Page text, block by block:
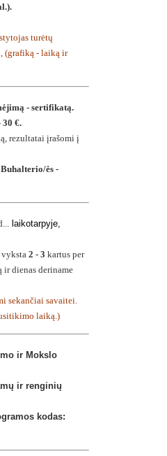
turėtų
(grafiką - laiką ir
- sertifikatą.
30 €.
rezultatai įrašomi į
Buhalterio/ės -
laikotarpyje,
, vyksta 2 - 3 kartus per
ir dienas deriname
sekančiai savaitei.
laiką.)
ir Mokslo
ir renginių
kodas: